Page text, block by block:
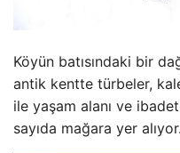
Köyün batısındaki bir
antik kentte türbeler,
ile yaşam alanı ve
sayıda mağara yer alıyor.